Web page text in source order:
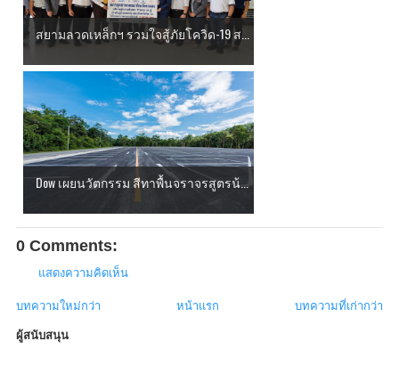
สยามลวดเหล็กฯ รวมใจสู้ภัยโควิด-19 ส...
Dow เผยนวัตกรรม สีทาพื้นจราจรสูตรน้...
0 Comments:
แสดงความคิดเห็น
บทความใหม่กว่า บทความที่เก่ากว่า
หน้าแรก
ผู้สนับสนุน